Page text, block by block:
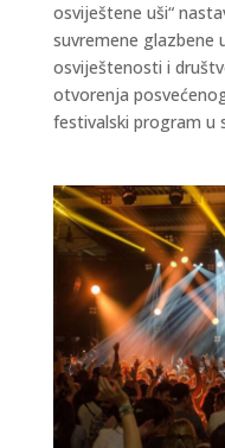
osviještene uši“
suvremene glazbene
osviještenosti i
otvorenja
festivalski program u